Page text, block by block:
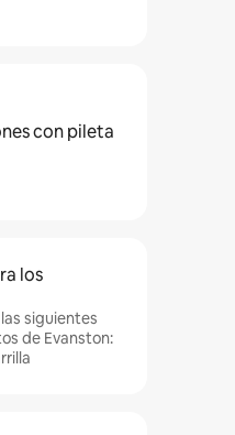
con pileta
los
siguientes
de Evanston: